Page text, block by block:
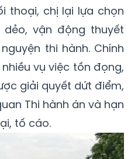
thoại, chị lại lựa chọn
vận động thuyết
thi hành. Chính
vụ việc tồn đọng,
giải quyết dứt điểm,
Thi hành án và hạn
tố cáo.